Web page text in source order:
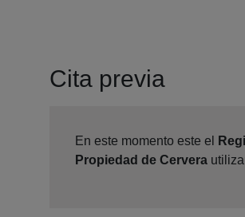
Cita previa
En este momento este el
Propiedad de Cervera